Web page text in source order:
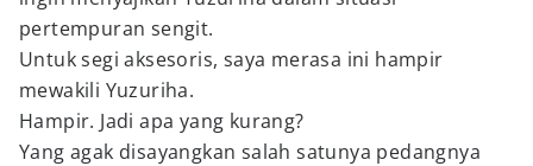
pertempuran sengit.
Untuk segi aksesoris, saya merasa ini hampir
mewakili Yuzuriha.
Hampir. Jadi apa yang kurang?
Yang agak disayangkan salah satunya pedangnya